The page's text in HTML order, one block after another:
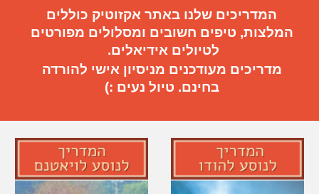
המדריכים שלנו באתר אקזוטיק כוללים
המלצות, טיפים חשובים ומסלולים מפורטים
לטיולים אידיאלים.
מדריכים מעודכנים מניסיון אישי להורדה
בחינם. טיול נעים :)